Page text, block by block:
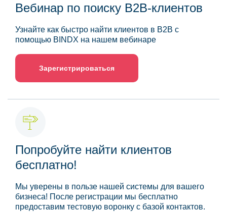
Вебинар по поиску B2B-клиентов
Узнайте как быстро найти клиентов в B2B с
помощью BINDX на нашем вебинаре
Зарегистрироваться
Попробуйте найти клиентов
бесплатно!
Мы уверены в пользе нашей системы для вашего
бизнеса! После регистрации мы бесплатно
предоставим тестовую воронку с базой контактов.